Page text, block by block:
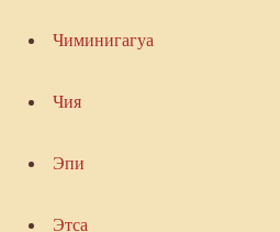
Чиминигагуа
Чия
Эпи
Этса